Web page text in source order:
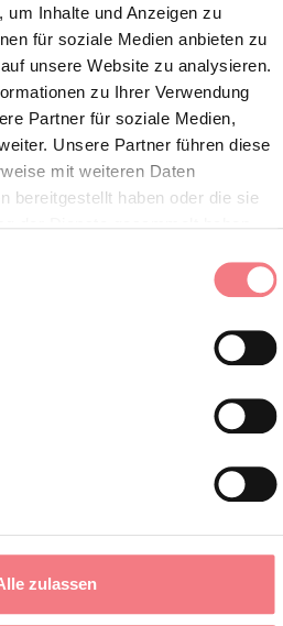
Inhalte und Anzeigen zu
für soziale Medien anbieten zu
unsere Website zu analysieren.
zu Ihrer Verwendung
Partner für soziale Medien,
Unsere Partner führen diese
mit weiteren Daten
bereitgestellt haben oder die sie
zulassen